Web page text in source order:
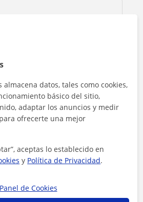
aviso legaly deprivacidad
datos, tales como cookies,
básico del sitio,
adaptar los anuncios y medir
ofrecerte una mejor
aceptas lo establecido en
y Política de Privacidad.
Panel de Cookies